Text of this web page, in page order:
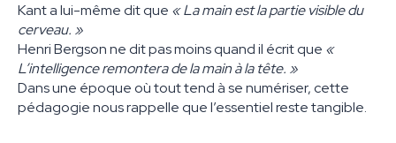
Kant a lui-même dit que « La main est la partie visible du
cerveau. »
Henri Bergson ne dit pas moins quand il écrit que «
L’intelligence remontera de la main à la tête. »
Dans une époque où tout tend à se numériser, cette
pédagogie nous rappelle que l’essentiel reste tangible.